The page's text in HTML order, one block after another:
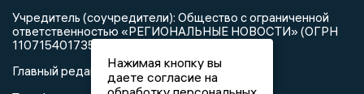
Учредитель (соучредители): Общество с ограниченной
ответственностью «РЕГИОНАЛЬНЫЕ НОВОСТИ» (ОГРН
1107154017354)
Главный редактор: Попова С.А.
Нажимая кнопку вы
даете согласие на